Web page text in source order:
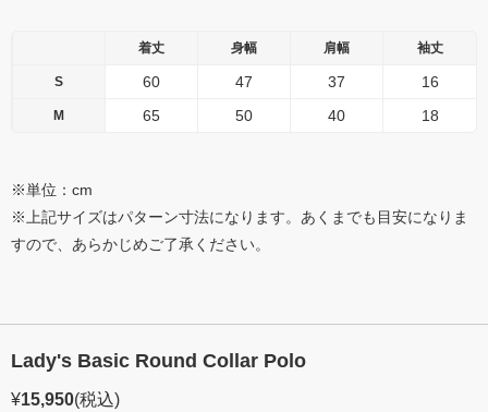
着丈 身幅 肩幅 袖丈
S 60 47 37 16
M 65 50 40 18
※単位：cm
※上記サイズはパターン寸法になります。あくまでも目安になりま
すので、あらかじめご了承ください。
Lady's Basic Round Collar Polo
¥15,950(税込)